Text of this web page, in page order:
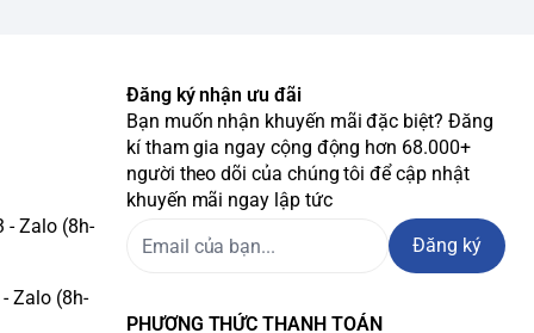
- Zalo (8h-
Zalo (8h-
Đăng ký nhận ưu đãi
Bạn muốn nhận khuyến mãi đặc biệt? Đăng
kí tham gia ngay cộng động hơn 68.000+
người theo dõi của chúng tôi để cập nhật
khuyến mãi ngay lập tức
Đăng ký
PHƯƠNG THỨC THANH TOÁN